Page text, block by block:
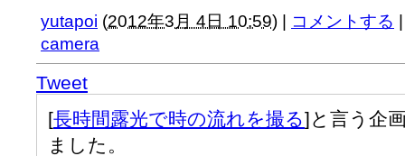
yutapoi (2012年3月 4日 10:59) | コメントする |
camera
Tweet
[長時間露光で時の流れを撮る]と言う企
ました。